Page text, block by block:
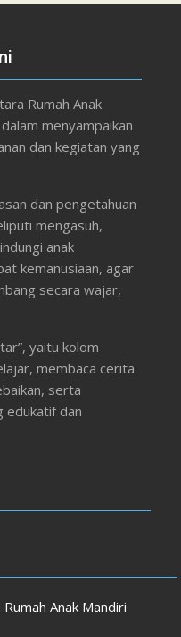
Rumah Anak
menyampaikan
dan kegiatan yang
dan pengetahuan
mengasuh,
anak
kemanusiaan, agar
secara wajar,
yaitu kolom
membaca cerita
serta
edukatif dan
Anak Mandiri